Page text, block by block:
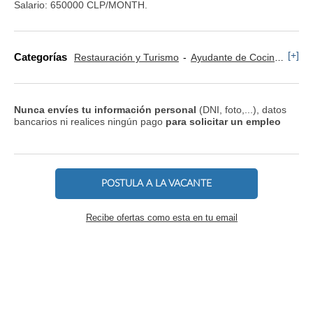
Salario: 650000 CLP/MONTH.
Categorías Restauración y Turismo Ayudante de Cocina [+]
Nunca envíes tu información personal (DNI, foto,...), datos
bancarios ni realices ningún pago para solicitar un empleo
POSTULA A LA VACANTE
Recibe ofertas como esta en tu email